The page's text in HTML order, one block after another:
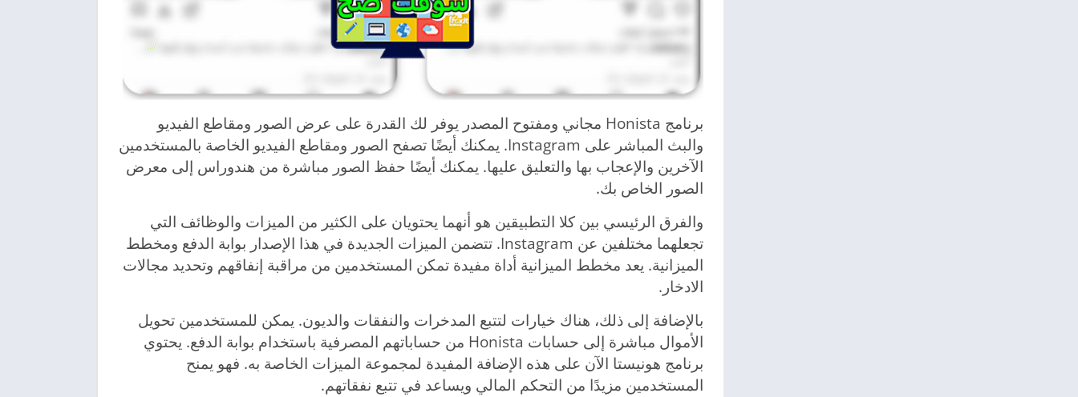
برنامج Honista مجاني ومفتوح المصدر يوفر لك القدرة على عرض الصور ومقاطع الفيديو
والبث المباشر على Instagram. يمكنك أيضًا تصفح الصور ومقاطع الفيديو الخاصة بالمستخدمين
الآخرين والإعجاب بها والتعليق عليها. يمكنك أيضًا حفظ الصور مباشرة من هندوراس إلى معرض
الصور الخاص بك.
والفرق الرئيسي بين كلا التطبيقين هو أنهما يحتويان على الكثير من الميزات والوظائف التي
تجعلهما مختلفين عن Instagram. تتضمن الميزات الجديدة في هذا الإصدار بوابة الدفع ومخطط
الميزانية. يعد مخطط الميزانية أداة مفيدة تمكن المستخدمين من مراقبة إنفاقهم وتحديد مجالات
الادخار.
بالإضافة إلى ذلك، هناك خيارات لتتبع المدخرات والنفقات والديون. يمكن للمستخدمين تحويل
الأموال مباشرة إلى حسابات Honista من حساباتهم المصرفية باستخدام بوابة الدفع. يحتوي
برنامج هونيستا الآن على هذه الإضافة المفيدة لمجموعة الميزات الخاصة به. فهو يمنح
المستخدمين مزيدًا من التحكم المالي ويساعد في تتبع نفقاتهم.